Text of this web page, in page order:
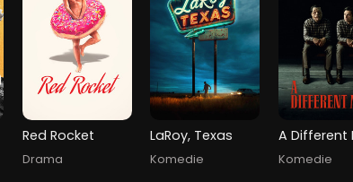
Red Rocket
Drama
LaRoy, Texas
Komedie
A Different
Komedie